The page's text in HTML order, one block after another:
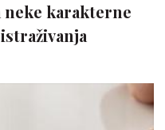
neke karakterne